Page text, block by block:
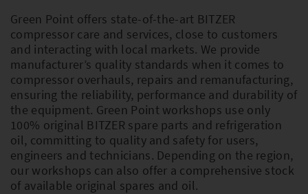
Worldwide
Europe
Asia
Green Point offers state-of-the-art BITZER
compressor care and services, close to customers
and interacting with local markets. We provide
manufacturer’s quality standards when it comes to
compressor overhauls, repairs and remanufacturing,
ensuring the reliability, performance and durability of
the equipment. Green Point workshops use only
100% original BITZER spare parts and refrigeration
oil, committing to quality and safety for users,
engineers and technicians. Depending on the region,
our workshops can also offer a comprehensive stock
of available original spares and oil.